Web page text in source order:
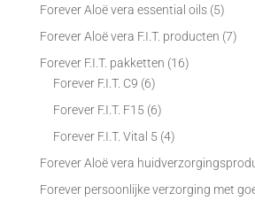
Forever Aloë vera essential oils (5)
Forever Aloë vera F.I.T. producten (7)
Forever F.I.T. pakketten (16)
Forever F.I.T. C9 (6)
Forever F.I.T. F15 (6)
Forever F.I.T. Vital 5 (4)
Forever Aloë vera
Forever persoonlijke verzorging met